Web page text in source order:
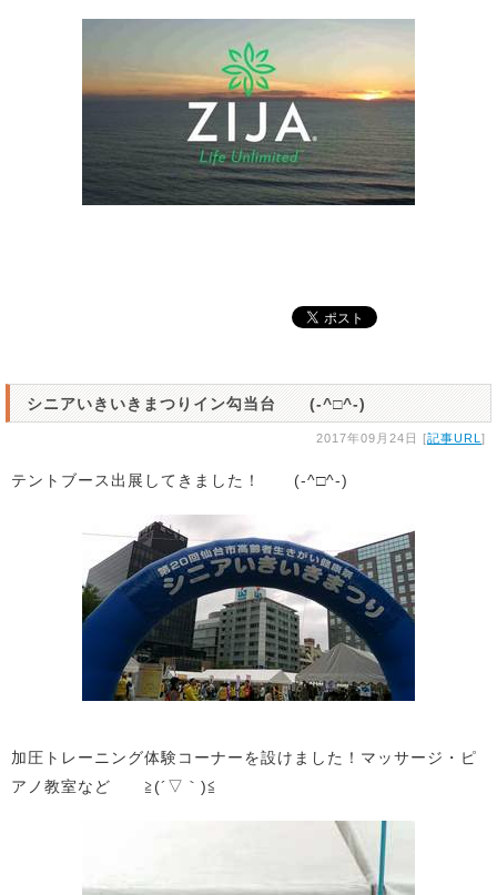
シニアいきいきまつりイン勾当台 (-^□^-)
2017年09月24日 [記事URL]
テントブース出展してきました！ (-^□^-)
加圧トレーニング体験コーナーを設けました！マッサージ・ピ
アノ教室など ≧(´▽｀)≦